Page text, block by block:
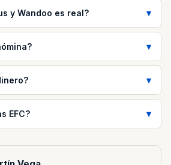
y Wandoo es real?
EFC?